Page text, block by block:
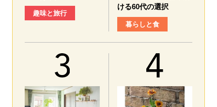
趣味と旅行
ける60代の選択
暮らしと食